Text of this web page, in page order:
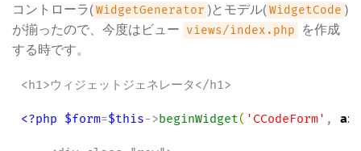
コントローラ( WidgetGenerator )とモデル( WidgetCode )
が揃ったので、今度はビュー views/index.php
を作成
する時です。
<h1>ウィジェットジェネレータ</h1>
<?php $form=$this->beginWidget( ' CCodeForm' ,